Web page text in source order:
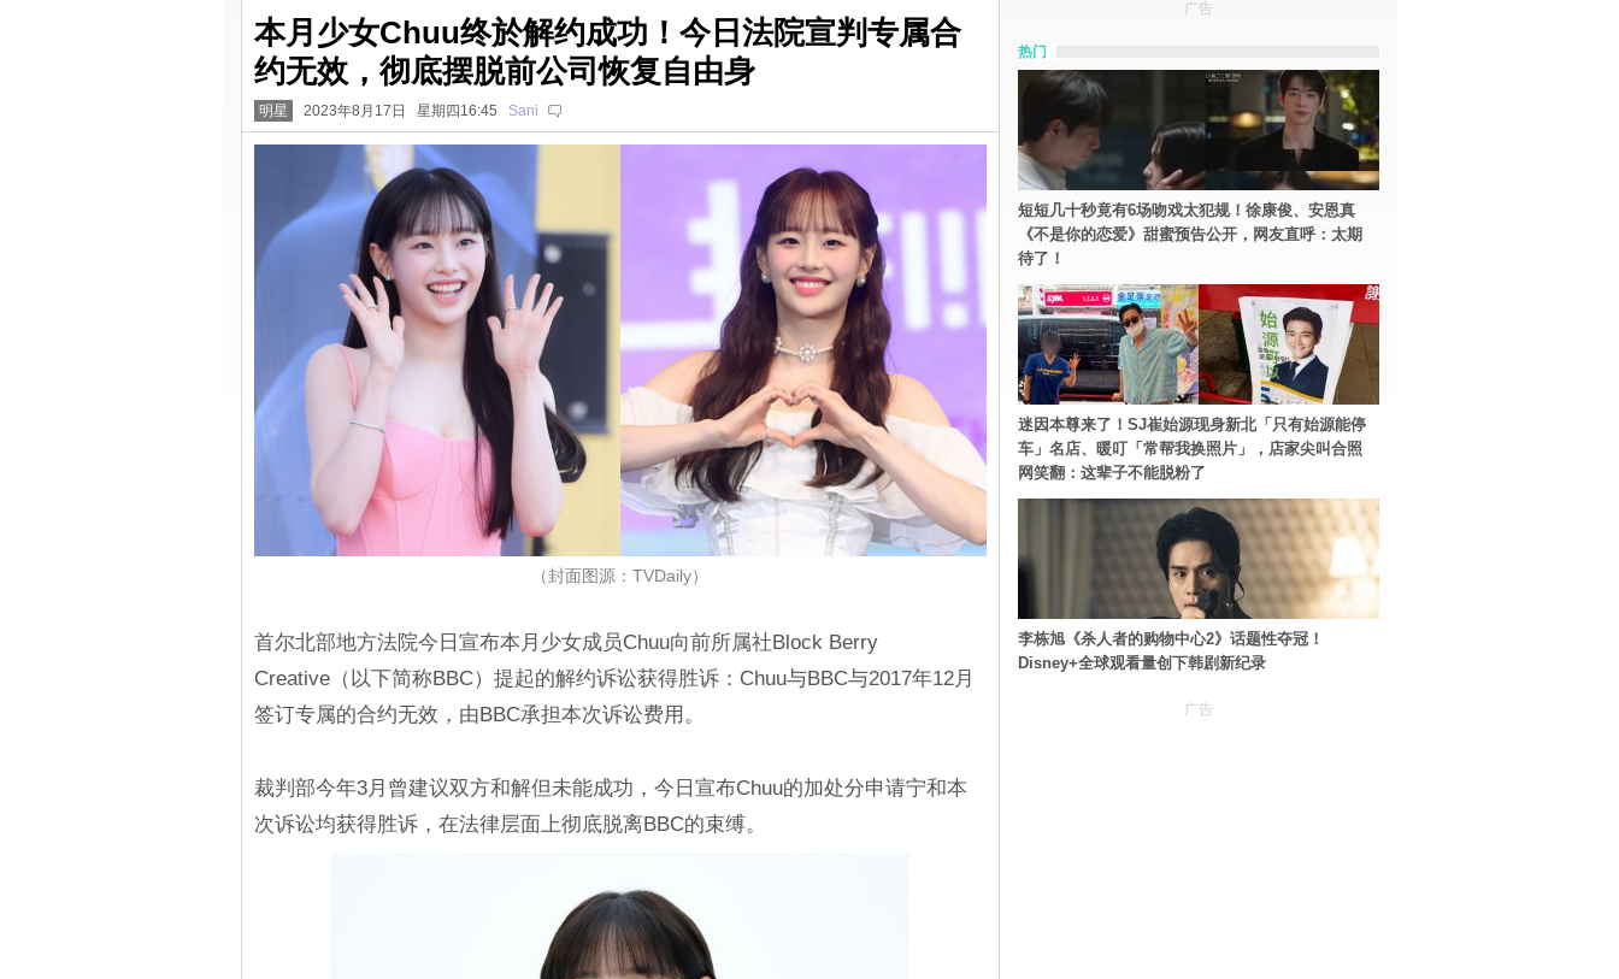
本月少女Chuu终於解约成功！今日法院宣判专属合
约无效，彻底摆脱前公司恢复自由身
明星 2023年8月17日 星期四16:45 Sani
（封面图源：TVDaily）
首尔北部地方法院今日宣布本月少女成员Chuu向前所属社Block Berry
Creative（以下简称BBC）提起的解约诉讼获得胜诉：Chuu与BBC与2017年12月
签订专属的合约无效，由BBC承担本次诉讼费用。
裁判部今年3月曾建议双方和解但未能成功，今日宣布Chuu的加处分申请宁和本
次诉讼均获得胜诉，在法律层面上彻底脱离BBC的束缚。
广告
热门
短短几十秒竟有6场吻戏太犯规！徐康俊、安恩真
《不是你的恋爱》甜蜜预告公开，网友直呼：太期
待了！
迷因本尊来了！SJ崔始源现身新北「只有始源能停
车」名店、暖叮「常帮我换照片」，店家尖叫合照
网笑翻：这辈子不能脱粉了
李栋旭《杀人者的购物中心2》话题性夺冠！
Disney+全球观看量创下韩剧新纪录
广告